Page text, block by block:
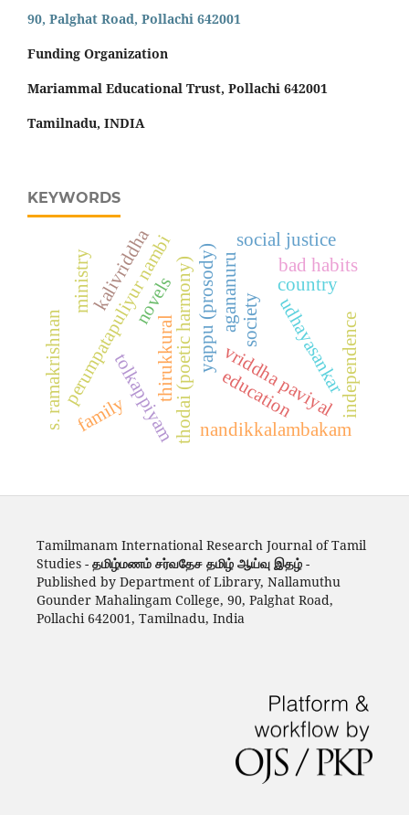
90, Palghat Road, Pollachi 642001
Funding Organization
Mariammal Educational Trust, Pollachi 642001
Tamilnadu, INDIA
KEYWORDS
tolkappiyam
yappu (prosody)
thodai (poetic harmony) agananuru
perumpatapuliyur nambi vriddha paviyal
kalivriddha
udhayasankar
nandikkalambakam
thirukkural
ministry
social justice
education
country
independence
s. ramakrishnan
novels
family
society
bad habits
Tamilmanam International Research Journal of Tamil
Studies - தமிழ்மணம் சர்வதேச தமிழ் ஆய்வு இதழ்-
Published by Department of Library, Nallamuthu
Gounder Mahalingam College, 90, Palghat Road,
Pollachi 642001, Tamilnadu, India